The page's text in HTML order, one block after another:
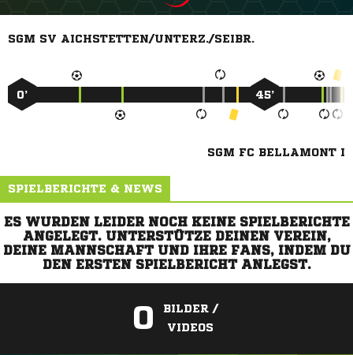
SGM SV AICHSTETTEN/UNTERZ./SEIBR.
0’ 45’
SGM FC BELLAMONT I
SPIELBERICHTE & NEWS
ES WURDEN LEIDER NOCH KEINE SPIELBERICHTE
ANGELEGT. UNTERSTÜTZE DEINEN VEREIN,
DEINE MANNSCHAFT UND IHRE FANS, INDEM DU
DEN ERSTEN SPIELBERICHT ANLEGST.
0
BILDER /
VIDEOS